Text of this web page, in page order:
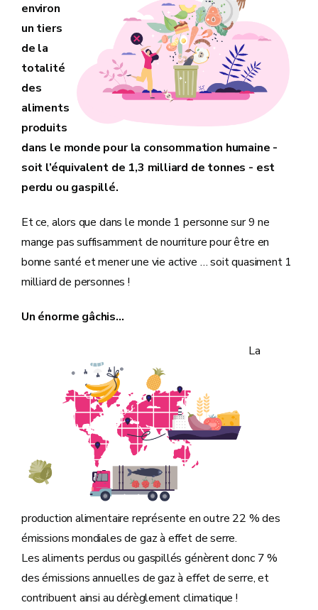
environ
un tiers
de la
totalité
des
aliments
produits
dans le monde pour la consommation humaine -
soit l’équivalent de 1,3 milliard de tonnes - est
perdu ou gaspillé.
Et ce, alors que dans le monde 1 personne sur 9 ne
mange pas suffisamment de nourriture pour être en
bonne santé et mener une vie active … soit quasiment 1
milliard de personnes !
Un énorme gâchis...
La
production alimentaire représente en outre 22 % des
émissions mondiales de gaz à effet de serre.
Les aliments perdus ou gaspillés génèrent donc 7 %
des émissions annuelles de gaz à effet de serre, et
contribuent ainsi au dérèglement climatique !